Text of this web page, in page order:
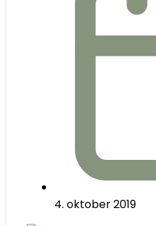
4. oktober 2019